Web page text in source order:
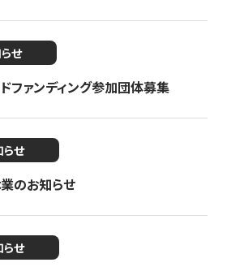
せ
ファンディング参加団体募集
らせ
のお知らせ
らせ